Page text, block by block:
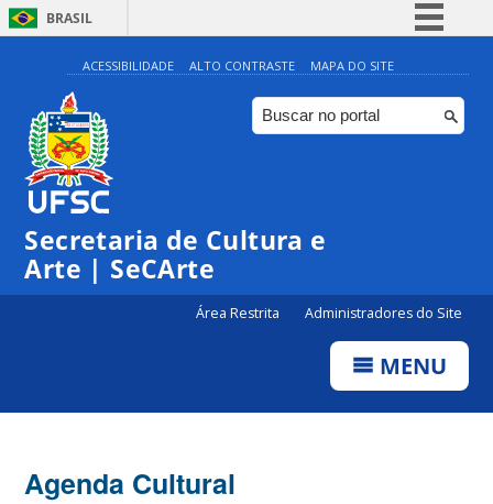
BRASIL
Simplifique!
Comunica BR
Participe
ACESSIBILIDADE ALTO CONTRASTE MAPA DO SITE
Secretaria de Cultura e
Arte | SeCArte
Área Restrita Administradores do Site
MENU
Agenda Cultural